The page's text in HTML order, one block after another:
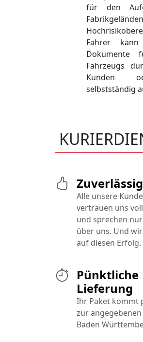
für den
Fahrer
Fahrzeugs
Kunden
selbstständig
Pünktliche
Lieferung
Ihr Paket kommt
zur angegebenen
Baden
Zuverlässig
Alle unsere
vertrauen uns
und sprechen
über uns. Und
auf diesen Erfolg.